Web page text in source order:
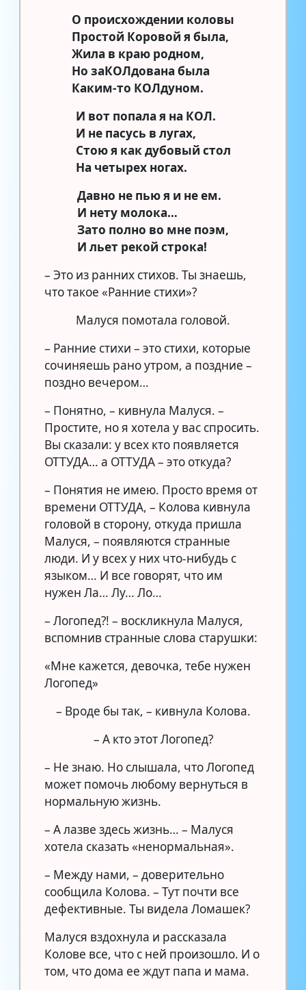
О происхождении коловы
Простой Коровой я была,
Жила в краю родном,
Но заКОЛдована была
Каким-то КОЛдуном.
И вот попала я на КОЛ.
И не пасусь в лугах,
Стою я как дубовый стол
На четырех ногах.
Давно не пью я и не ем.
И нету молока…
Зато полно во мне поэм,
И льет рекой строка!
– Это из ранних стихов. Ты знаешь,
что такое «Ранние стихи»?
Малуся помотала головой.
– Ранние стихи – это стихи, которые
сочиняешь рано утром, а поздние –
поздно вечером…
– Понятно, – кивнула Малуся. –
Простите, но я хотела у вас спросить.
Вы сказали: у всех кто появляется
ОТТУДА… а ОТТУДА – это откуда?
– Понятия не имею. Просто время от
времени ОТТУДА, – Колова кивнула
головой в сторону, откуда пришла
Малуся, – появляются странные
люди. И у всех у них что-нибудь с
языком… И все говорят, что им
нужен Ла… Лу… Ло…
– Логопед?! – воскликнула Малуся,
вспомнив странные слова старушки:
«Мне кажется, девочка, тебе нужен
Логопед»
– Вроде бы так, – кивнула Колова.
– А кто этот Логопед?
– Не знаю. Но слышала, что Логопед
может помочь любому вернуться в
нормальную жизнь.
– А лазве здесь жизнь… – Малуся
хотела сказать «ненормальная».
– Между нами, – доверительно
сообщила Колова. – Тут почти все
дефективные. Ты видела Ломашек?
Малуся вздохнула и рассказала
Колове все, что с ней произошло. И о
том, что дома ее ждут папа и мама.